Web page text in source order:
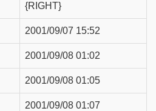
{RIGHT}
2001/09/07 15:52
2001/09/08 01:02
2001/09/08 01:05
2001/09/08 01:07